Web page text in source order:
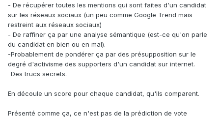
- De récupérer toutes les mentions qui sont faites d'un candidat
sur les réseaux sociaux (un peu comme Google Trend mais
restreint aux réseaux sociaux)
- De raffiner ça par une analyse sémantique (est-ce qu'on parle
du candidat en bien ou en mal).
-Probablement de pondérer ça par des présupposition sur le
degré d'activisme des supporters d'un candidat sur internet.
-Des trucs secrets.
En découle un score pour chaque candidat, qu'ils comparent.
Présenté comme ça, ce n'est pas de la prédiction de vote